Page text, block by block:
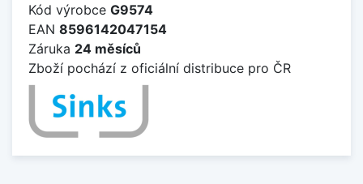
Kód výrobce G9574
EAN 8596142047154
Záruka 24 měsíců
Zboží pochází z oficiální distribuce pro ČR